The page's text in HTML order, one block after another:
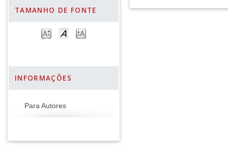
TAMANHO DE FONTE
INFORMAÇÕES
Para Autores